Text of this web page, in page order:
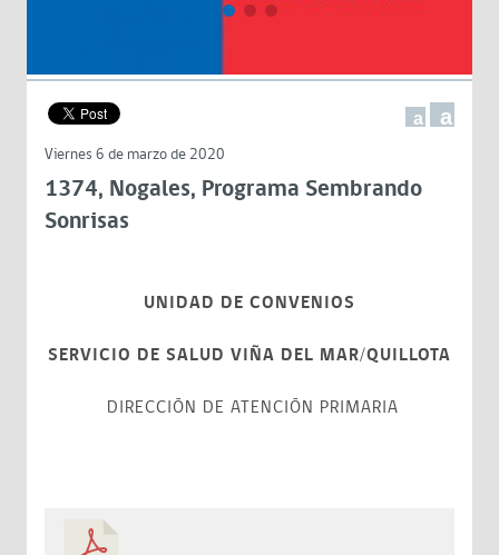
a a
Viernes 6 de marzo de 2020
1374, Nogales, Programa Sembrando
Sonrisas
UNIDAD DE CONVENIOS
SERVICIO DE SALUD VIÑA DEL MAR/QUILLOTA
DIRECCIÓN DE ATENCIÓN PRIMARIA